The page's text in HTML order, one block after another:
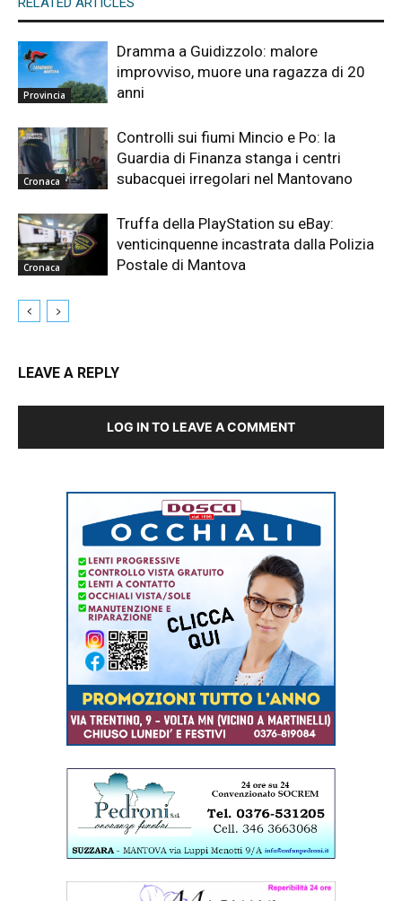
Provincia
Dramma a Guidizzolo: malore
improvviso, muore una ragazza di 20
anni
Cronaca
Controlli sui fiumi Mincio e Po: la
Guardia di Finanza stanga i centri
subacquei irregolari nel Mantovano
Cronaca
Truffa della PlayStation su eBay:
venticinquenne incastrata dalla Polizia
Postale di Mantova
LEAVE A REPLY
LOG IN TO LEAVE A COMMENT